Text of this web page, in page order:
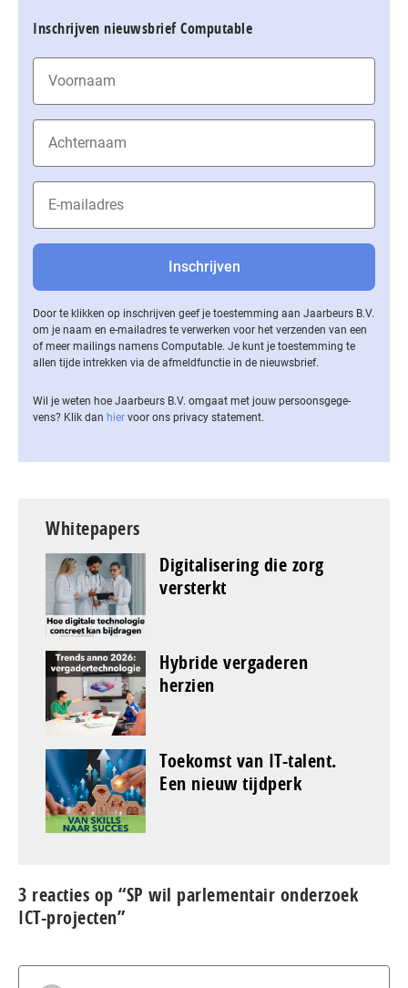
Inschrijven nieuwsbrief Computable
Door te klikken op inschrijven geef je toestemming aan Jaarbeurs B.V.
om je naam en e-mailadres te verwerken voor het verzenden van een
of meer mailings namens Computable. Je kunt je toestemming te
allen tijde intrekken via de af­meld­func­tie in de nieuwsbrief.
Wil je weten hoe Jaarbeurs B.V. omgaat met jouw per­soons­ge­ge­
vens? Klik dan hier voor ons privacy statement.
Whitepapers
Digitalisering die zorg
versterkt
Hybride vergaderen
herzien
Toekomst van IT-talent.
Een nieuw tijdperk
3 reacties op “SP wil parlementair onderzoek
ICT-projecten”